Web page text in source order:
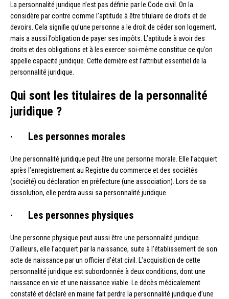
La personnalité juridique n’est pas définie par le Code civil. On la
considère par contre comme l’aptitude à être titulaire de droits et de
devoirs. Cela signifie qu’une personne a le droit de céder son logement,
mais a aussi l’obligation de payer ses impôts. L’aptitude à avoir des
droits et des obligations et à les exercer soi-même constitue ce qu’on
appelle capacité juridique. Cette dernière est l’attribut essentiel de la
personnalité juridique.
Qui sont les titulaires de la personnalité
juridique ?
· Les personnes morales
Une personnalité juridique peut être une personne morale. Elle l’acquiert
après l’enregistrement au Registre du commerce et des sociétés
(société) ou déclaration en préfecture (une association). Lors de sa
dissolution, elle perdra aussi sa personnalité juridique.
· Les personnes physiques
Une personne physique peut aussi être une personnalité juridique.
D’ailleurs, elle l’acquiert par la naissance, suite à l’établissement de son
acte de naissance par un officier d’état civil. L’acquisition de cette
personnalité juridique est subordonnée à deux conditions, dont une
naissance en vie et une naissance viable. Le décès médicalement
constaté et déclaré en mairie fait perdre la personnalité juridique d’une